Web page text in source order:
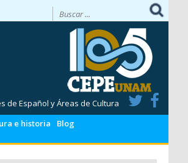
de Español y Áreas de Cultura
e historia Blog